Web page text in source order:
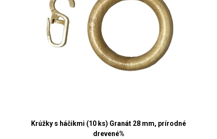
Krúžky s háčikmi (10 ks) Granát 28 mm, prírodné
drevené%